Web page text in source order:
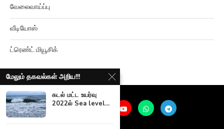
வேலைவாய்ப்பு
வீடியோஸ்
ட்ரெண்ட் மியூசிக்
மேலும் தகவல்கள் அறிய!!!
கடல் மட்ட உயர்வு
2022ல் Sea level...